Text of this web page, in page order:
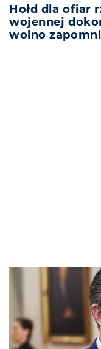
Hołd dla ofiar
wojennej
wolno